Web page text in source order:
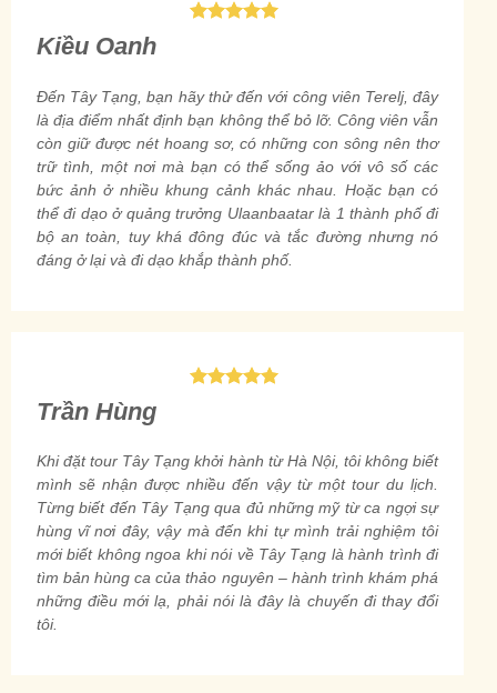
Kiều Oanh
Đến Tây Tạng, bạn hãy thử đến với công viên Terelj, đây
là địa điểm nhất định bạn không thể bỏ lỡ. Công viên vẫn
còn giữ được nét hoang sơ, có những con sông nên thơ
trữ tình, một nơi mà bạn có thể sống ảo với vô số các
bức ảnh ở nhiều khung cảnh khác nhau. Hoặc bạn có
thể đi dạo ở quảng trưởng Ulaanbaatar là 1 thành phố đi
bộ an toàn, tuy khá đông đúc và tắc đường nhưng nó
đáng ở lại và đi dạo khắp thành phố.
Trần Hùng
Khi đặt tour Tây Tạng khởi hành từ Hà Nội, tôi không biết
mình sẽ nhận được nhiều đến vậy từ một tour du lịch.
Từng biết đến Tây Tạng qua đủ những mỹ từ ca ngợi sự
hùng vĩ nơi đây, vậy mà đến khi tự mình trải nghiệm tôi
mới biết không ngoa khi nói về Tây Tạng là hành trình đi
tìm bản hùng ca của thảo nguyên – hành trình khám phá
những điều mới lạ, phải nói là đây là chuyến đi thay đổi
tôi.